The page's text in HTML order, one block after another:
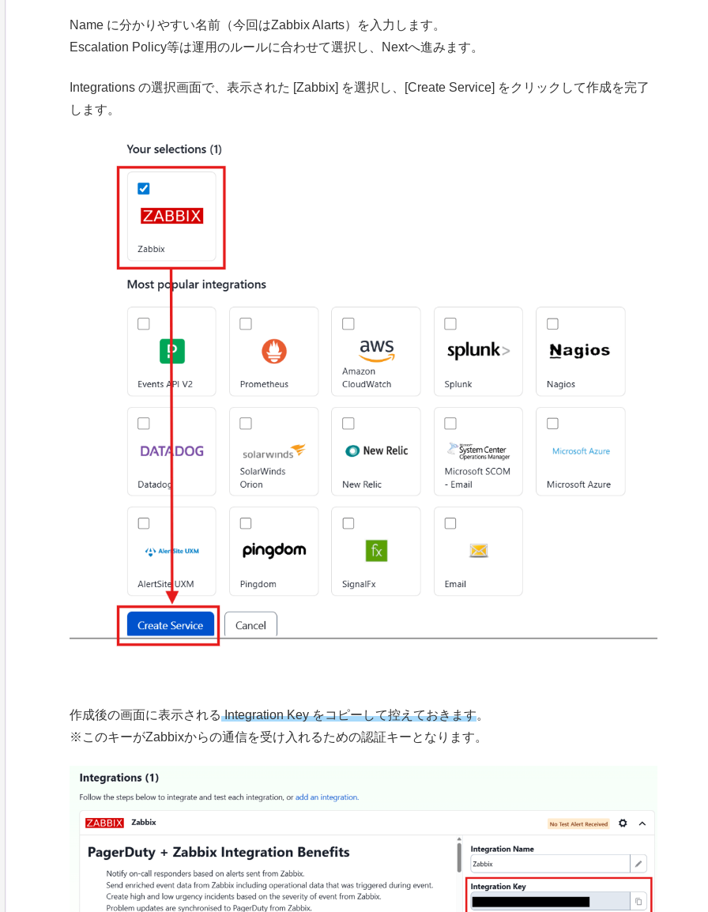
Name に分かりやすい名前（今回はZabbix Alarts）を入力します。
Escalation Policy等は運用のルールに合わせて選択し、Nextへ進みます。
Integrations の選択画面で、表示された [Zabbix] を選択し、[Create Service] をクリックして作成を完了
します。
作成後の画面に表示されるIntegration Key をコピーして控えておきます。
※このキーがZabbixからの通信を受け入れるための認証キーとなります。